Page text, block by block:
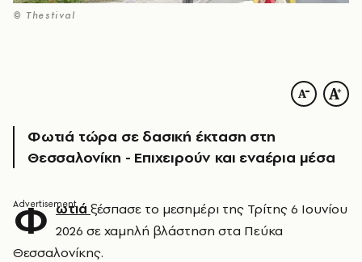
© Thestival
Φωτιά τώρα σε δασική έκταση στη
Θεσσαλονίκη - Επιχειρούν και εναέρια μέσα
Φ ωτιά ξέσπασε το μεσημέρι της Τρίτης 6 Ιουνίου
2026 σε χαμηλή βλάστηση στα Πεύκα
Θεσσαλονίκης.